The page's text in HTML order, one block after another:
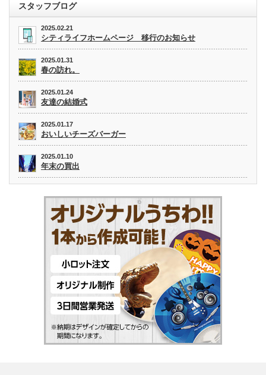
スタッフブログ
2025.02.21
シティライフホームページ 移行のお知らせ
2025.01.31
春の訪れ。
2025.01.24
友達の結婚式
2025.01.17
おいしいチーズバーガー
2025.01.10
年末の買出